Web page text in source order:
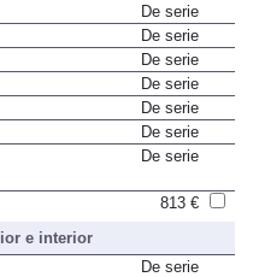
De serie
De serie
De serie
De serie
De serie
De serie
De serie
813 €
e interior
De serie